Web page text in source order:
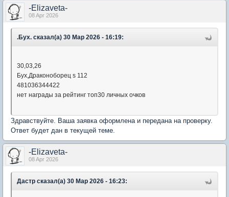
-Elizaveta-
08 Apr 2026
.Бyx. сказал(а) 30 Мар 2026 - 16:19:
30,03,26
Бух,Драконоборец s 112
481036344422
нет награды за рейтинг топ30 личных очков
Здравствуйте. Ваша заявка оформлена и передана на проверку.
Ответ будет дан в текущей теме.
-Elizaveta-
08 Apr 2026
Дастр сказал(а) 30 Мар 2026 - 16:23: